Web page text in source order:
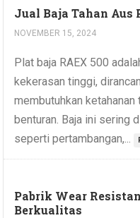
Jual Baja Tahan Aus
NOVEMBER 15, 2024
Plat baja RAEX 500
kekerasan tinggi,
membutuhkan
benturan. Baja ini sering
seperti pertambangan,...
Pabrik Wear
Berkualitas